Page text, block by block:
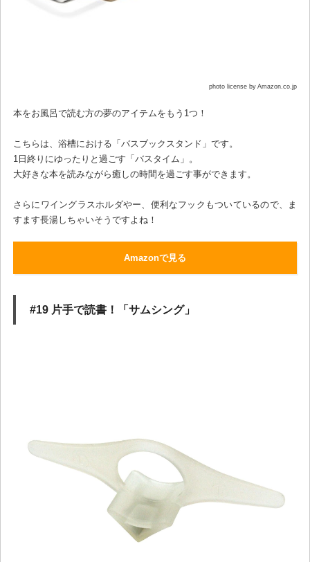
photo license by Amazon.co.jp
本をお風呂で読む方の夢のアイテムをもう1つ！
こちらは、浴槽における「バスブックスタンド」です。
1日終りにゆったりと過ごす「バスタイム」。
大好きな本を読みながら癒しの時間を過ごす事ができます。
さらにワイングラスホルダやー、便利なフックもついているので、ま
すます長湯しちゃいそうですよね！
Amazonで見る
#19 片手で読書！「サムシング」